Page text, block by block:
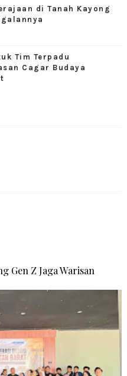
di Tanah Kayong
Tim Terpadu
Cagar Budaya
Gen Z Jaga Warisan